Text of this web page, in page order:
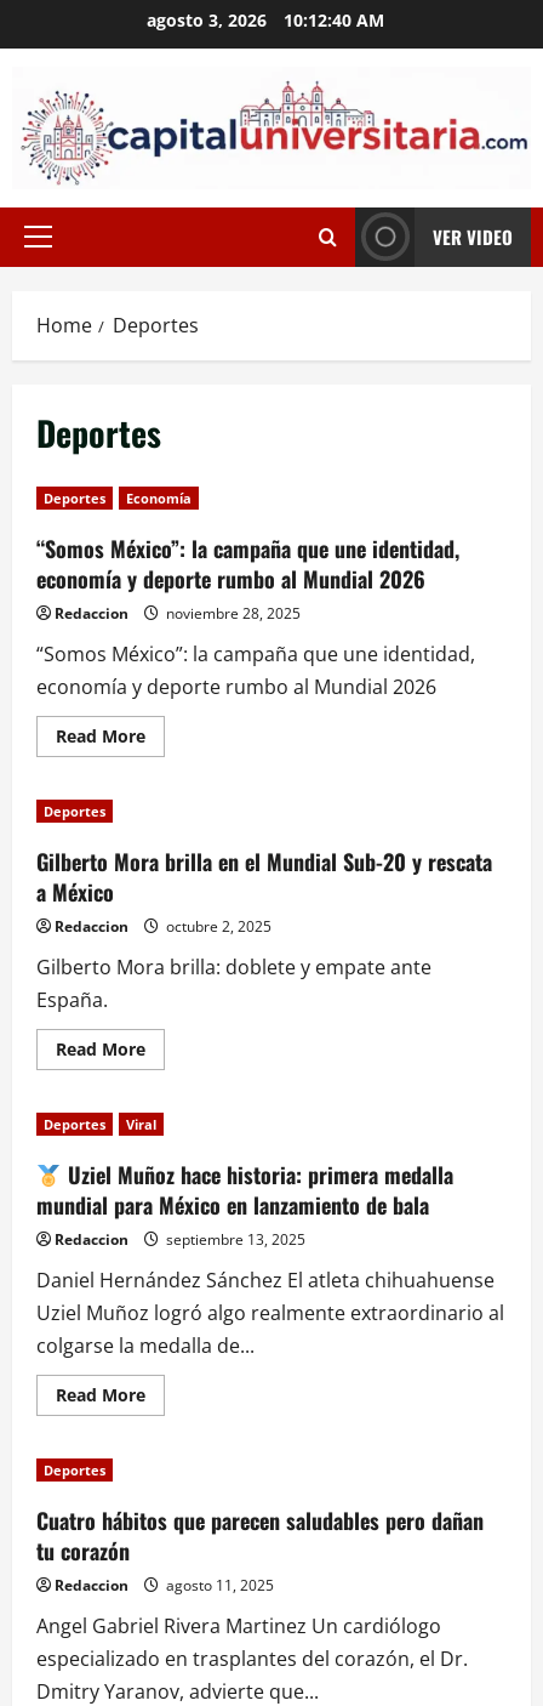
to
agosto 3, 2026 10:12:40 AM
Primary
VER VIDEO
Home Deportes
Deportes
Deportes Economía
“Somos México”: la campaña que une identidad,
economía y deporte rumbo al Mundial 2026
Redaccion noviembre 28, 2025
“Somos México”: la campaña que une identidad,
economía y deporte rumbo al Mundial 2026
Read MoreRead
more
que
une
y
deporte
rumbo
al
Deportes
Gilberto Mora brilla en el Mundial Sub-20 y rescata
a México
Redaccion octubre 2, 2025
Gilberto Mora brilla: doblete y empate ante
España.
Read MoreRead
more
Mora
brilla
el
Mundial
Sub-
20
y
rescata
a
México
Deportes Viral
Uziel Muñoz hace historia: primera medalla
mundial para México en lanzamiento de bala
Redaccion septiembre 13, 2025
Daniel Hernández Sánchez El atleta chihuahuense
Uziel Muñoz logró algo realmente extraordinario al
colgarse la medalla de...
Read MoreRead
more
historia:
primera
para
México
en
lanzamiento
de
bala
Deportes
Cuatro hábitos que parecen saludables pero dañan
tu corazón
Redaccion agosto 11, 2025
Angel Gabriel Rivera Martinez Un cardiólogo
especializado en trasplantes del corazón, el Dr.
Dmitry Yaranov, advierte que...